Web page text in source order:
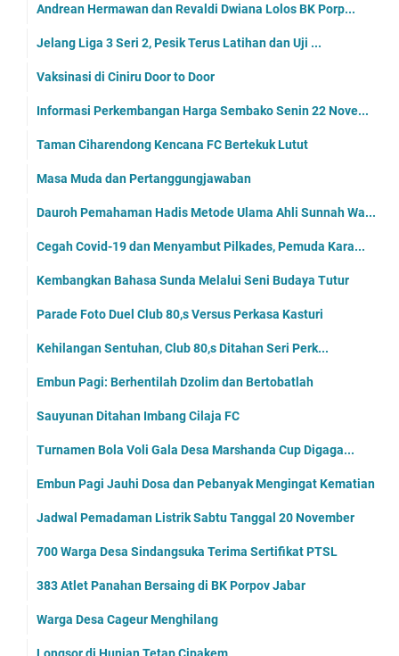
Andrean Hermawan dan Revaldi Dwiana Lolos BK Porp...
Jelang Liga 3 Seri 2, Pesik Terus Latihan dan Uji ...
Vaksinasi di Ciniru Door to Door
Informasi Perkembangan Harga Sembako Senin 22 Nove...
Taman Ciharendong Kencana FC Bertekuk Lutut
Masa Muda dan Pertanggungjawaban
Dauroh Pemahaman Hadis Metode Ulama Ahli Sunnah Wa...
Cegah Covid-19 dan Menyambut Pilkades, Pemuda Kara...
Kembangkan Bahasa Sunda Melalui Seni Budaya Tutur
Parade Foto Duel Club 80,s Versus Perkasa Kasturi
Kehilangan Sentuhan, Club 80,s Ditahan Seri Perk...
Embun Pagi: Berhentilah Dzolim dan Bertobatlah
Sauyunan Ditahan Imbang Cilaja FC
Turnamen Bola Voli Gala Desa Marshanda Cup Digaga...
Embun Pagi Jauhi Dosa dan Pebanyak Mengingat Kematian
Jadwal Pemadaman Listrik Sabtu Tanggal 20 November
700 Warga Desa Sindangsuka Terima Sertifikat PTSL
383 Atlet Panahan Bersaing di BK Porpov Jabar
Warga Desa Cageur Menghilang